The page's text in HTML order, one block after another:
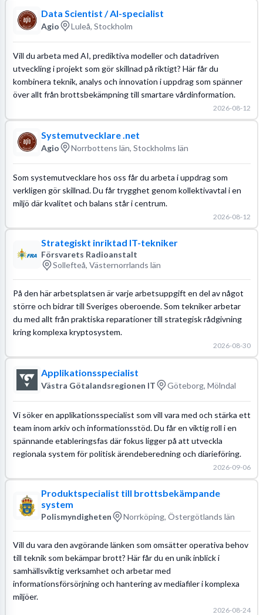
Data Scientist / AI-specialist
Agio Luleå, Stockholm
Vill du arbeta med AI, prediktiva modeller och datadriven
utveckling i projekt som gör skillnad på riktigt? Här får du
kombinera teknik, analys och innovation i uppdrag som spänner
över allt från brottsbekämpning till smartare vårdinformation.
2026-08-12
Systemutvecklare .net
Agio Norrbottens län, Stockholms län
Som systemutvecklare hos oss får du arbeta i uppdrag som
verkligen gör skillnad. Du får trygghet genom kollektivavtal i en
miljö där kvalitet och balans står i centrum.
2026-08-12
Strategiskt inriktad IT-tekniker
Försvarets Radioanstalt
Sollefteå, Västernorrlands län
På den här arbetsplatsen är varje arbetsuppgift en del av något
större och bidrar till Sveriges oberoende. Som tekniker arbetar
du med allt från praktiska reparationer till strategisk rådgivning
kring komplexa kryptosystem.
2026-08-30
Applikationsspecialist
Västra Götalandsregionen IT Göteborg, Mölndal
Vi söker en applikationsspecialist som vill vara med och stärka ett
team inom arkiv och informationsstöd. Du får en viktig roll i en
spännande etableringsfas där fokus ligger på att utveckla
regionala system för politisk ärendeberedning och diarieföring.
2026-09-06
Produktspecialist till brottsbekämpande
system
Polismyndigheten Norrköping, Östergötlands län
Vill du vara den avgörande länken som omsätter operativa behov
till teknik som bekämpar brott? Här får du en unik inblick i
samhällsviktig verksamhet och arbetar med
informationsförsörjning och hantering av mediafiler i komplexa
miljöer.
2026-08-24